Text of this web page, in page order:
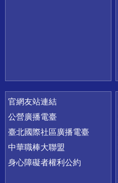
官網友站連結
公營廣播電臺
臺北國際社區廣播電臺
中華職棒大聯盟
身心障礙者權利公約